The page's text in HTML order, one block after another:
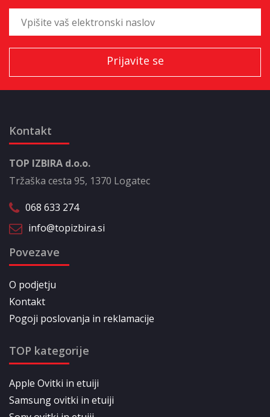
Kontakt
TOP IZBIRA d.o.o.
Tržaška cesta 95, 1370 Logatec
068 633 274
info@topizbira.si
Povezave
O podjetju
Kontakt
Pogoji poslovanja in reklamacije
TOP kategorije
Apple Ovitki in etuiji
Samsung ovitki in etuiji